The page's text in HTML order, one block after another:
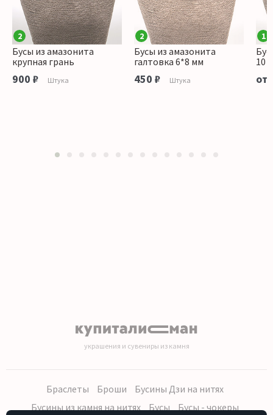
2
Бусы из амазонита
крупная грань
900 ₽ Штука
2
Бусы из амазонита
галтовка 6*8 мм
450 ₽ Штука
1
10
от
украшения и сувениры из камня
Браслеты Броши
Бусины Дзи на нитях
Бусины из камня на нитях
Бусы Бусы - чокеры